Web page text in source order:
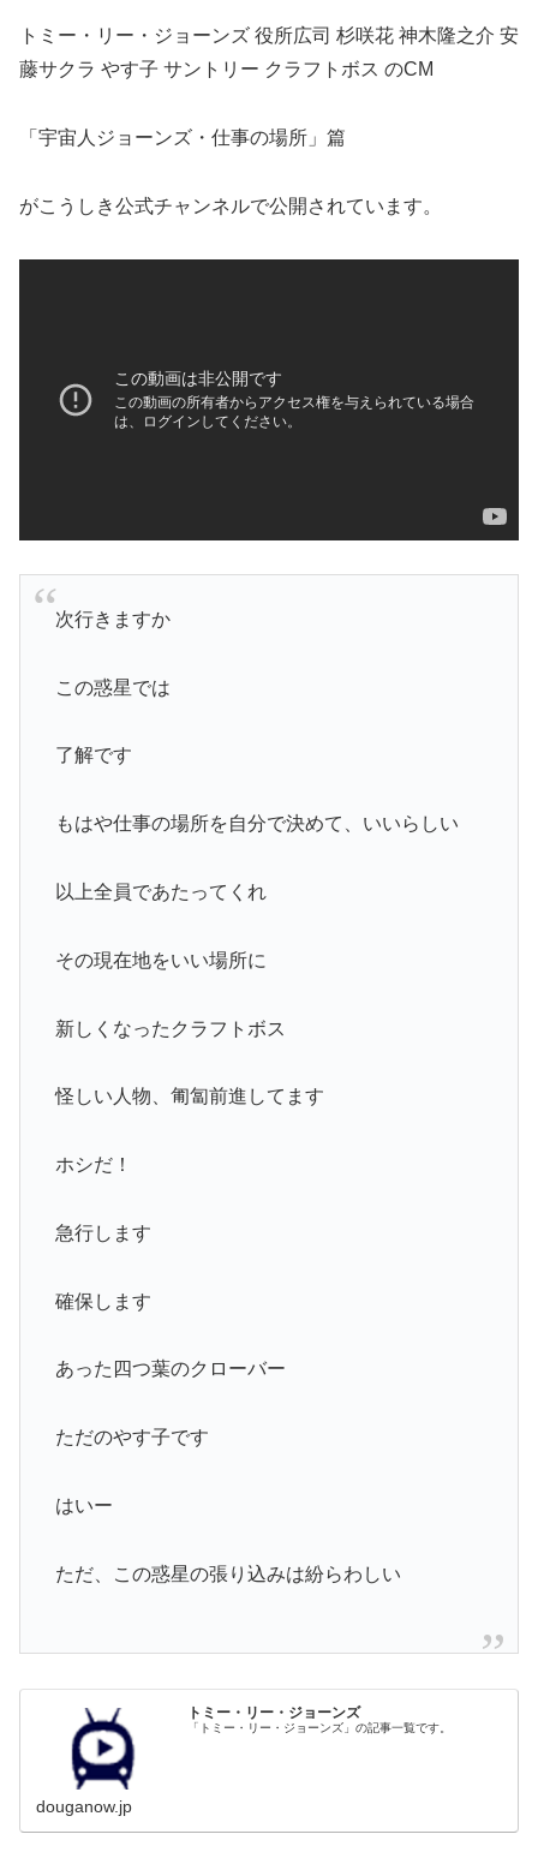
トミー・リー・ジョーンズ 役所広司 杉咲花 神木隆之介 安
藤サクラ やす子 サントリー クラフトボス のCM
「宇宙人ジョーンズ・仕事の場所」篇
がこうしき公式チャンネルで公開されています。
次行きますか
この惑星では
了解です
もはや仕事の場所を自分で決めて、いいらしい
以上全員であたってくれ
その現在地をいい場所に
新しくなったクラフトボス
怪しい人物、匍匐前進してます
ホシだ！
急行します
確保します
あった四つ葉のクローバー
ただのやす子です
はいー
ただ、この惑星の張り込みは紛らわしい
トミー・リー・ジョーンズ
「トミー・リー・ジョーンズ」の記事一覧です。
douganow.jp